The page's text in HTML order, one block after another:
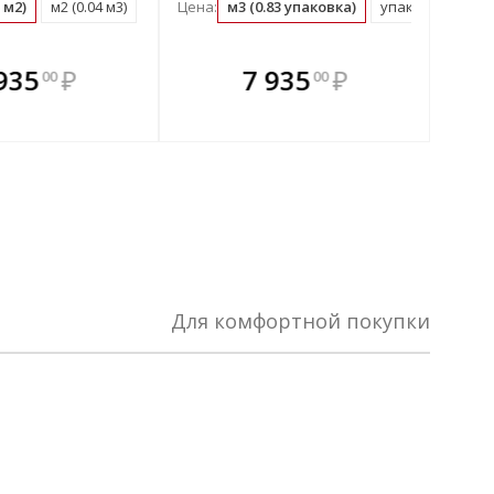
м2) м2 (0.04 м3) упаковка (0.6 м3)
00 ₽
В комплекте
всегда выгоднее!
Цена: м3 (0.83 упаковка) упаковка (1.2
комплекте
выгоднее!
7 93500 ₽
Для комфортной покупки